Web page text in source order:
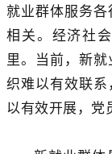
就业群体服务
相关。经济社
里。当前，新
织难以有效联
以有效开展，党